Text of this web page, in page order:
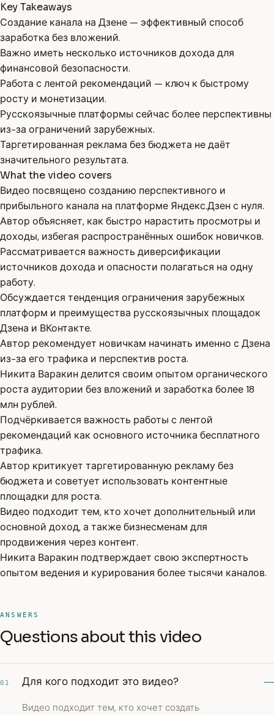
Key Takeaways
Создание канала на Дзене — эффективный способ
заработка без вложений.
Важно иметь несколько источников дохода для
финансовой безопасности.
Работа с лентой рекомендаций — ключ к быстрому
росту и монетизации.
Русскоязычные платформы сейчас более перспективны
из-за ограничений зарубежных.
Таргетированная реклама без бюджета не даёт
значительного результата.
What the video covers
Видео посвящено созданию перспективного и
прибыльного канала на платформе Яндекс.Дзен с нуля.
Автор объясняет, как быстро нарастить просмотры и
доходы, избегая распространённых ошибок новичков.
Рассматривается важность диверсификации
источников дохода и опасности полагаться на одну
работу.
Обсуждается тенденция ограничения зарубежных
платформ и преимущества русскоязычных площадок
Дзена и ВКонтакте.
Автор рекомендует новичкам начинать именно с Дзена
из-за его трафика и перспектив роста.
Никита Варакин делится своим опытом органического
роста аудитории без вложений и заработка более 18
млн рублей.
Подчёркивается важность работы с лентой
рекомендаций как основного источника бесплатного
трафика.
Автор критикует таргетированную рекламу без
бюджета и советует использовать контентные
площадки для роста.
Видео подходит тем, кто хочет дополнительный или
основной доход, а также бизнесменам для
продвижения через контент.
Никита Варакин подтверждает свою экспертность
опытом ведения и курирования более тысячи каналов.
ANSWERS
Questions about this video
01 Для кого подходит это видео?
Видео подходит тем, кто хочет создать